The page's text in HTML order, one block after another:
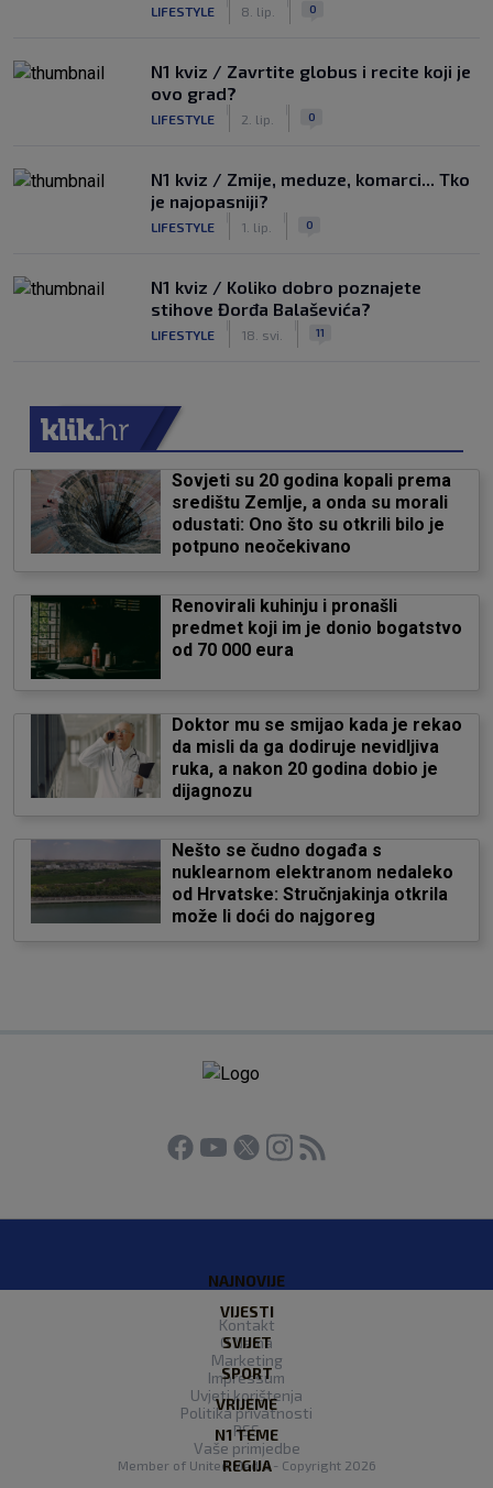
LIFESTYLE 8. lip. 0
N1 kviz / Zavrtite globus i recite koji je
ovo grad?
LIFESTYLE 2. lip. 0
N1 kviz / Zmije, meduze, komarci... Tko
je najopasniji?
LIFESTYLE 1. lip. 0
N1 kviz / Koliko dobro poznajete
stihove Đorđa Balaševića?
LIFESTYLE 18. svi. 11
Sovjeti su 20 godina kopali prema
središtu Zemlje, a onda su morali
odustati: Ono što su otkrili bilo je
potpuno neočekivano
Renovirali kuhinju i pronašli
predmet koji im je donio bogatstvo
od 70 000 eura
Doktor mu se smijao kada je rekao
da misli da ga dodiruje nevidljiva
ruka, a nakon 20 godina dobio je
dijagnozu
Nešto se čudno događa s
nuklearnom elektranom nedaleko
od Hrvatske: Stručnjakinja otkrila
može li doći do najgoreg
NAJNOVIJE
VIJESTI
SVIJET
SPORT
VRIJEME
N1 TEME
REGIJA
Kontakt
O Nama
Marketing
Impressum
Uvjeti korištenja
Politika privatnosti
RSS
Vaše primjedbe
Member of United Media- Copyright 2026